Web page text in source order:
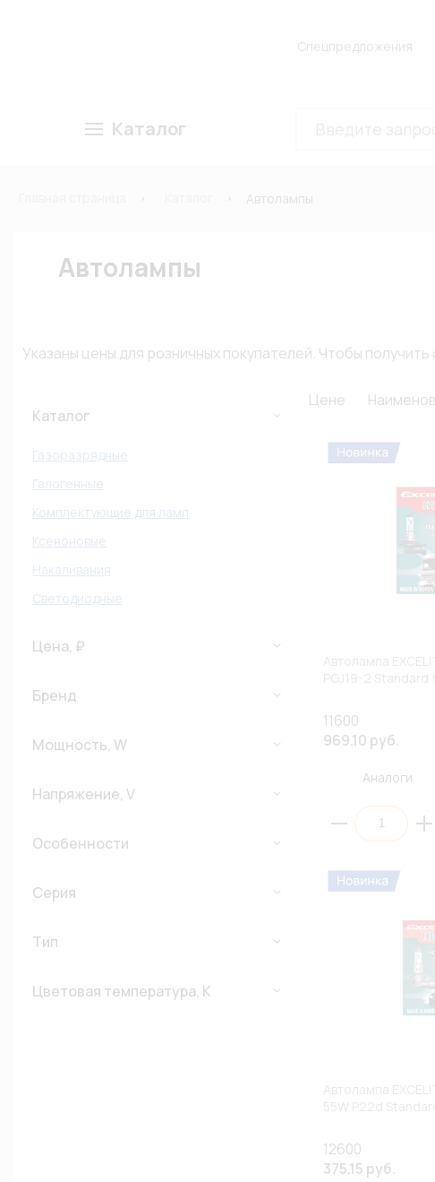
Спецпредложения
Каталог
Автолампы
Автолампы
Указаны цены для розничных покупателей. Чтобы
Каталог
Газоразрядные
Галогенные
Комплектующие для ламп
Ксеноновые
Накаливания
Светодиодные
Цена, ₽
Бренд
Мощность, W
Напряжение, V
Особенности
Серия
Тип
Цветовая температура, К
Цене
11600
969.10 руб.
Аналоги
12600
375.15 руб.